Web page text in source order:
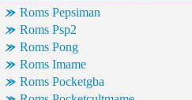
Roms Pepsiman
Roms Psp2
Roms Pong
Roms Imame
Roms Pocketgba